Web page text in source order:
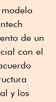
de un
con el
y los